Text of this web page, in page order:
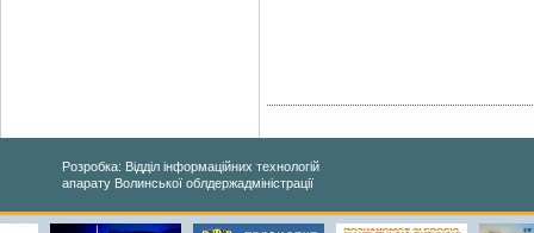
Розробка: Відділ інформаційних технологій
апарату Волинської облдержадміністрації